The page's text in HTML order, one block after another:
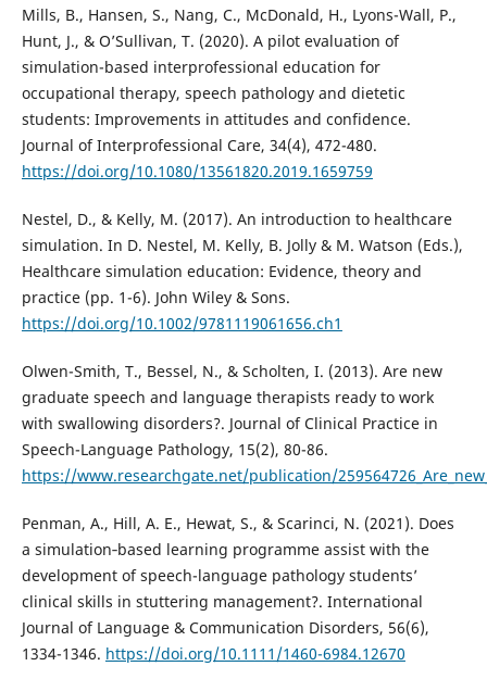
Mills, B., Hansen, S., Nang, C., McDonald, H., Lyons-Wall, P.,
Hunt, J., & O’Sullivan, T. (2020). A pilot evaluation of
simulation-based interprofessional education for
occupational therapy, speech pathology and dietetic
students: Improvements in attitudes and confidence.
Journal of Interprofessional Care, 34(4), 472-480.
https://doi.org/10.1080/13561820.2019.1659759
Nestel, D., & Kelly, M. (2017). An introduction to healthcare
simulation. In D. Nestel, M. Kelly, B. Jolly & M. Watson (Eds.),
Healthcare simulation education: Evidence, theory and
practice (pp. 1-6). John Wiley & Sons.
https://doi.org/10.1002/9781119061656.ch1
Olwen-Smith, T., Bessel, N., & Scholten, I. (2013). Are new
graduate speech and language therapists ready to work
with swallowing disorders?. Journal of Clinical Practice in
Speech-Language Pathology, 15(2), 80-86.
https://www.researchgate.net/publication/
Penman, A., Hill, A. E., Hewat, S., & Scarinci, N. (2021). Does
a simulation‐based learning programme assist with the
development of speech-language pathology students’
clinical skills in stuttering management?. International
Journal of Language & Communication Disorders, 56(6),
1334-1346. https://doi.org/10.1111/1460-6984.12670